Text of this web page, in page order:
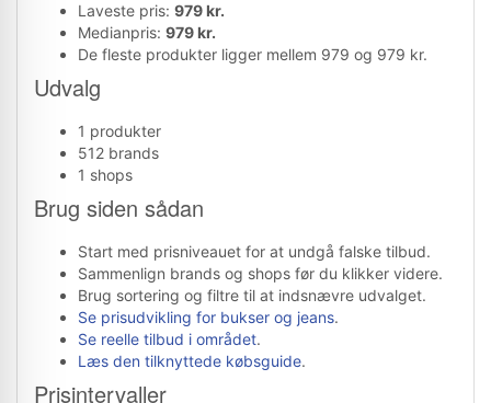
Laveste pris: 979 kr.
Medianpris: 979 kr.
De fleste produkter ligger mellem 979 og 979 kr.
Udvalg
1 produkter
512 brands
1 shops
Brug siden sådan
Start med prisniveauet for at undgå falske tilbud.
Sammenlign brands og shops før du klikker videre.
Brug sortering og filtre til at indsnævre udvalget.
Se prisudvikling for bukser og jeans.
Se reelle tilbud i området.
Læs den tilknyttede købsguide.
Prisintervaller